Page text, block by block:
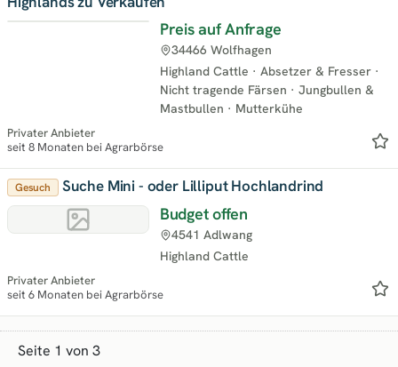
Preis auf Anfrage
Highland Cattle · Absetzer & Fresser ·
Nicht tragende Färsen · Jungbullen &
Mastbullen · Mutterkühe
34466 Wolfhagen
Privater Anbieter
seit 8 Monaten bei Agrarbörse
Gesuch Suche Mini - oder Lilliput Hochlandrind
Budget offen
Highland Cattle
4541 Adlwang
Privater Anbieter
seit 6 Monaten bei Agrarbörse
Seite 1 von 3